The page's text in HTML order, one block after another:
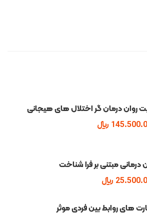
روان درمان گر اختلال های هیجانی
﷼
درمانی مبتنی بر فرا شناخت
﷼
های روابط بین فردی موثر